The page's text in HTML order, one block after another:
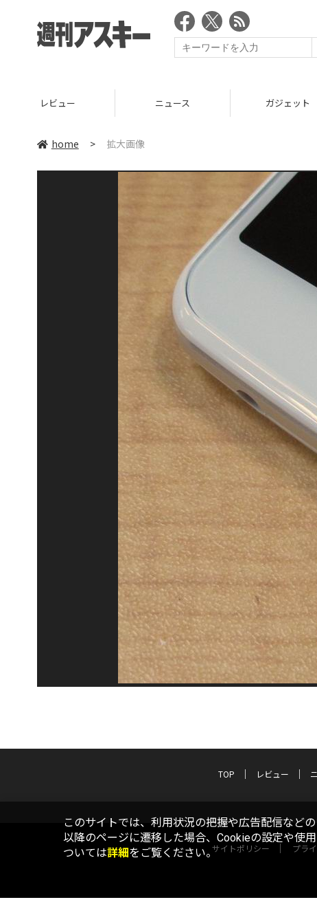
レビュー ニュース ガジェット
home > 拡大画像
TOP レビュー
サイトポリシー プラ
このサイトでは、利用状況の把握や広告配信など
以降のページに遷移した場合、Cookieの設定や使
ついては詳細をご覧ください。